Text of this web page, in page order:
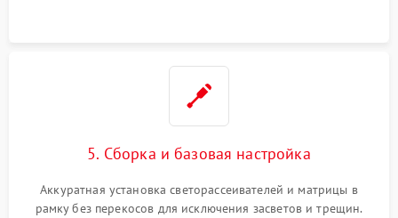
5. Сборка и базовая настройка
Аккуратная установка светорассеивателей и матрицы в
рамку без перекосов для исключения засветов и трещин.